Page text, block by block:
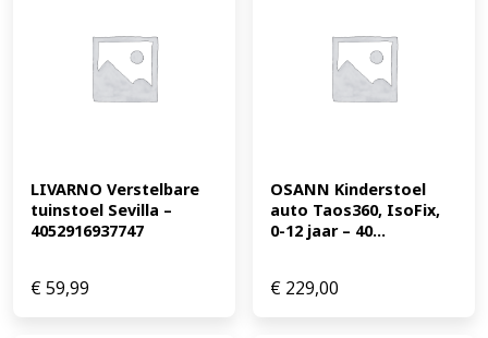
LIVARNO Verstelbare
tuinstoel Sevilla –
4052916937747
€59,99
OSANN Kinderstoel
auto Taos360, IsoFix,
0-12 jaar – 40...
€ 229,00